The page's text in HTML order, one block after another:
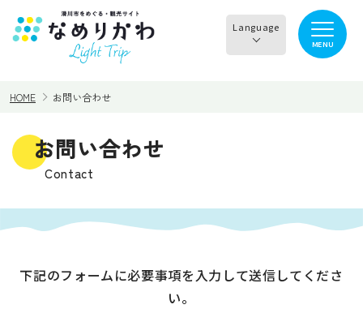
Language
MENU
見る
泊まる イチオシ商品
HOME お問い合わせ
お問い合わせ
Contact
下記のフォームに必要事項を入力して送信してくださ
い。